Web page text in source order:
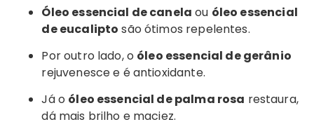
Óleo essencial de canela ou óleo essencial
de eucalipto são ótimos repelentes.
Por outro lado, o óleo essencial de gerânio
rejuvenesce e é antioxidante.
Já o óleo essencial de palma rosa restaura,
dá mais brilho e maciez.